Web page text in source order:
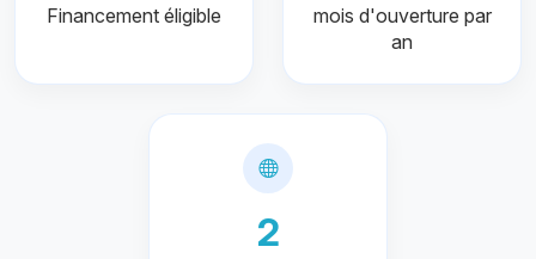
Financement éligible
mois d'ouverture par
an
2